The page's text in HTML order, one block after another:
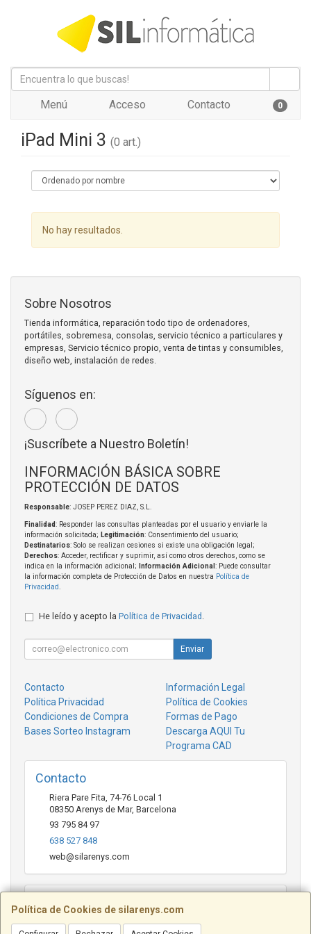
Menú Acceso Contacto 0
iPad Mini 3 (0 art.)
No hay resultados.
Política de Cookies de silarenys.com
Sobre Nosotros
Tienda informática, reparación todo tipo de ordenadores,
portátiles, sobremesa, consolas, servicio técnico a particulares y
empresas, Servicio técnico propio, venta de tintas y consumibles,
diseño web, instalación de redes.
Síguenos en:
¡Suscríbete a Nuestro Boletín!
INFORMACIÓN BÁSICA SOBRE
PROTECCIÓN DE DATOS
Responsable: JOSEP PEREZ DIAZ, S.L.
Finalidad: Responder las consultas planteadas por el usuario y enviarle la
información solicitada; Legitimación: Consentimiento del usuario;
Destinatarios: Solo se realizan cesiones si existe una obligación legal;
Derechos: Acceder, rectificar y suprimir, así como otros derechos, como se
indica en la información adicional;
Información Adicional : Puede consultar
la información completa de Protección de Datos en nuestra Política de
Privacidad
He leído y acepto la Política de Privacidad .
Enviar
Contacto
Información Legal
Política Privacidad
Política de Cookies
Condiciones de Compra
Formas de Pago
Bases Sorteo Instagram
Descarga AQUI Tu
Programa CAD
Contacto
Riera Pare Fita, 74-76 Local 1
08350 Arenys de Mar, Barcelona
93 795 84 97
638 527 848
web@silarenys.com
Horario
De lunes a viernes: Mañanas: de 10.00 a 13.30 horas Tardes